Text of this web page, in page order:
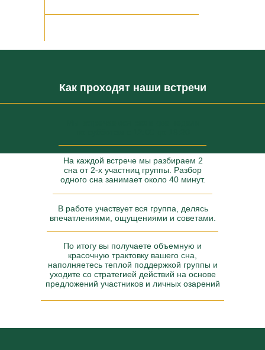
Как проходят наши встречи
В работе участвует вся группа, делясь
впечатлениями, ощущениями и советами.
На каждой встрече мы разбираем 2
сна от 2-х участниц группы. Разбор
одного сна занимает около 40 минут.
По итогу вы получаете объемную и
красочную трактовку вашего сна,
наполняетесь теплой поддержкой группы и
уходите со стратегией действий на основе
предложений участников и личных озарений